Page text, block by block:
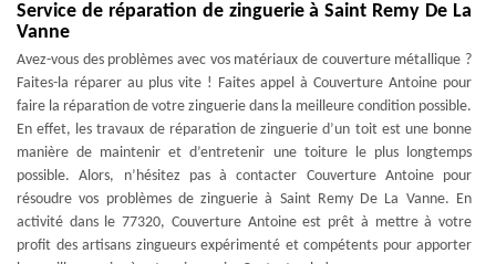
Service de réparation de zinguerie à Saint Remy De La
Vanne
Avez-vous des problèmes avec vos matériaux de couverture métallique ?
Faites-la réparer au plus vite ! Faites appel à Couverture Antoine pour
faire la réparation de votre zinguerie dans la meilleure condition possible.
En effet, les travaux de réparation de zinguerie d’un toit est une bonne
manière de maintenir et d’entretenir une toiture le plus longtemps
possible. Alors, n’hésitez pas à contacter Couverture Antoine pour
résoudre vos problèmes de zinguerie à Saint Remy De La Vanne. En
activité dans le 77320, Couverture Antoine est prêt à mettre à votre
profit des artisans zingueurs expérimenté et compétents pour apporter